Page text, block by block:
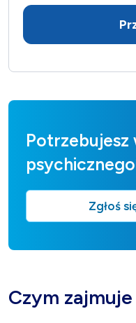
Potrzebujesz
Zgłoś
Czym